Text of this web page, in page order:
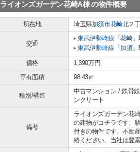
ライオンズガーデン花崎A棟 の物件概要
所在地 埼玉県加須市花崎北２
交通
東武伊勢崎線 「花崎」
東武伊勢崎線 「 加須」
価格 1,390万円
専有面積
98.43㎡
種別/構造
中古マンション / 鉄骨
ンクリート
備考
ライオンズガーデン花
の建物がコチラです。
付きの物件です。不動
絡ください。当社は豊